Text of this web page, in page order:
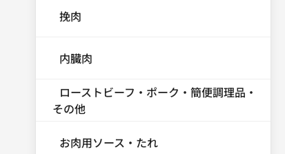
挽肉
内臓肉
ローストビーフ・ポーク・簡便調理品・
その他
お肉用ソース・たれ